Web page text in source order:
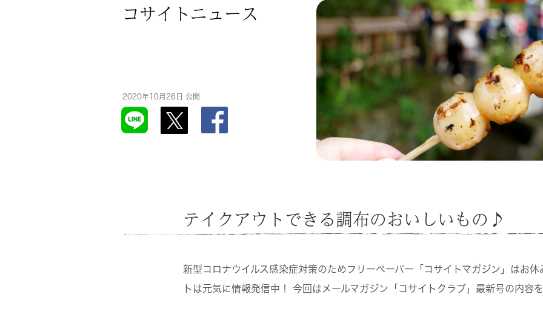
コサイトニュース
2020年10月26日 公開
テイクアウトできる調布のおいしいもの♪
新型コロナウイルス感染症対策のためフリーペーパー「コサイトマガジン」はお休
トは元気に情報発信中！ 今回はメールマガジン「コサイトクラブ」最新号の内容